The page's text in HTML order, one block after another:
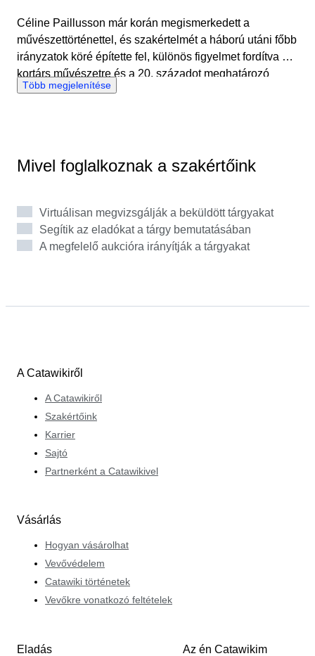
Céline Paillusson már korán megismerkedett a
művészettörténettel, és szakértelmét a háború utáni főbb
irányzatok köré építette fel, különös figyelmet fordítva a
kortárs művészetre és a 20. századot meghatározó
esztétikai változásokra. Különösen érdekli a pop-art,
Lichtenstein, Céline ezt az irányzatot a modernitás, a
tömegkultúra és a kortárs művészeti piac találkozásának
alapos tudással és éles szemmel támogatja az eladókat
és a gyűjtőket, és gondosan megválogatja a műveket a
művészi minőségük, történelmi hátterük és hosszú távú
Több megjelenítése
Mivel foglalkoznak a szakértőink
Virtuálisan megvizsgálják a beküldött tárgyakat
Segítik az eladókat a tárgy bemutatásában
A megfelelő aukcióra irányítják a tárgyakat
A Catawikiről
A Catawikiről
Szakértőink
Karrier
Sajtó
Partnerként a Catawikivel
Vásárlás
Hogyan vásárolhat
Vevővédelem
Catawiki történetek
Vevőkre vonatkozó feltételek
Eladás Az én Catawikim